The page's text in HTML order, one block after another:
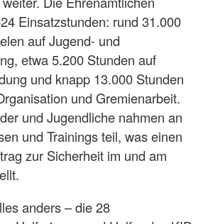
Einsatzstunden: rund 31.000
auf Jugend- und
etwa 5.200 Stunden auf
und knapp 13.000 Stunden
und Gremienarbeit.
und Jugendliche nahmen an
und Trainings teil, was einen
zur Sicherheit im und am
anders – die 28